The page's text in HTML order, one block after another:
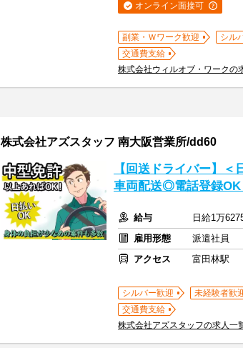
オンライン面接可
副業・Ｗワーク歓迎 シル
交通費支給
株式会社ウィルオブ・ワークの
株式会社アズスタッフ 南大阪営業所/dd60
【回送ドライバー】
車両配送◎電話登録OK
給与
日給1万
雇用形態
派遣社員
アクセス
富田林駅
シルバー歓迎 未経験者歓
交通費支給
株式会社アズスタッフの求人一